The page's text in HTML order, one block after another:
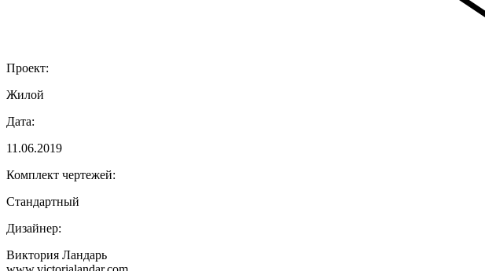
Проект:
Жилой
Дата:
11.06.2019
Комплект чертежей:
Стандартный
Дизайнер:
Виктория Ландарь